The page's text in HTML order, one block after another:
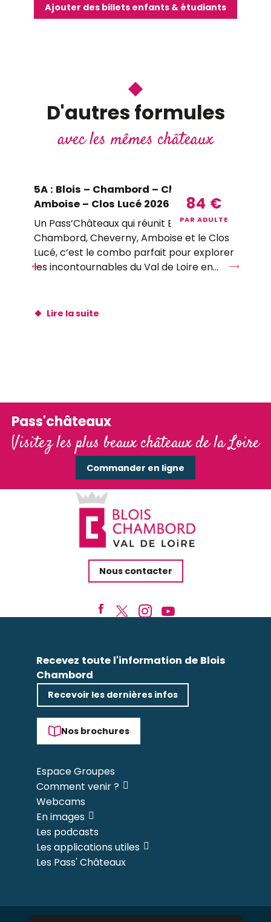
Ajouter des billets enfants & étudiants
D'autres formules
avec les mêmes châteaux
84 €
PAR ADULTE
5A : Blois – Chambord – Cheverny –
Amboise – Clos Lucé 2026
Un Pass’Châteaux qui réunit Blois,
Chambord, Cheverny, Amboise et le Clos
Lucé, c’est le combo parfait pour explorer
les incontournables du Val de Loire en
Lire la suite
Pass'châteaux
Visitez les plus beaux châteaux de la Loire
Commander en ligne
Nous contacter
Recevez toute l'information de Blois
Chambord
Recevoir les dernières infos
Nos brochures
Espace Groupes
Comment venir ?
Webcams
En images
Les podcasts
Les applications utiles
Les Pass' Châteaux